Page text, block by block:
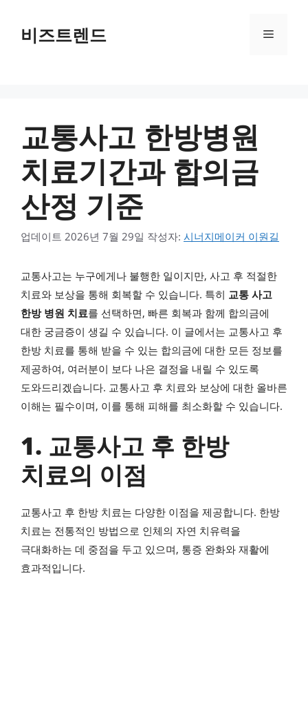
건너뛰기비즈트렌드 메뉴
교통사고 한방병원
치료기간과 합의금
산정 기준
업데이트 2026년 7월 29일 작성자: 시너지메이커 이원길
교통사고는 누구에게나 불행한 일이지만, 사고 후 적절한
치료와 보상을 통해 회복할 수 있습니다. 특히 교통 사고
한방 병원 치료를 선택하면, 빠른 회복과 함께 합의금에
대한 궁금증이 생길 수 있습니다. 이 글에서는 교통사고 후
한방 치료를 통해 받을 수 있는 합의금에 대한 모든 정보를
제공하여, 여러분이 보다 나은 결정을 내릴 수 있도록
도와드리겠습니다. 교통사고 후 치료와 보상에 대한 올바른
이해는 필수이며, 이를 통해 피해를 최소화할 수 있습니다.
1. 교통사고 후 한방
치료의 이점
교통사고 후 한방 치료는 다양한 이점을 제공합니다. 한방
치료는 전통적인 방법으로 인체의 자연 치유력을
극대화하는 데 중점을 두고 있으며, 통증 완화와 재활에
효과적입니다.